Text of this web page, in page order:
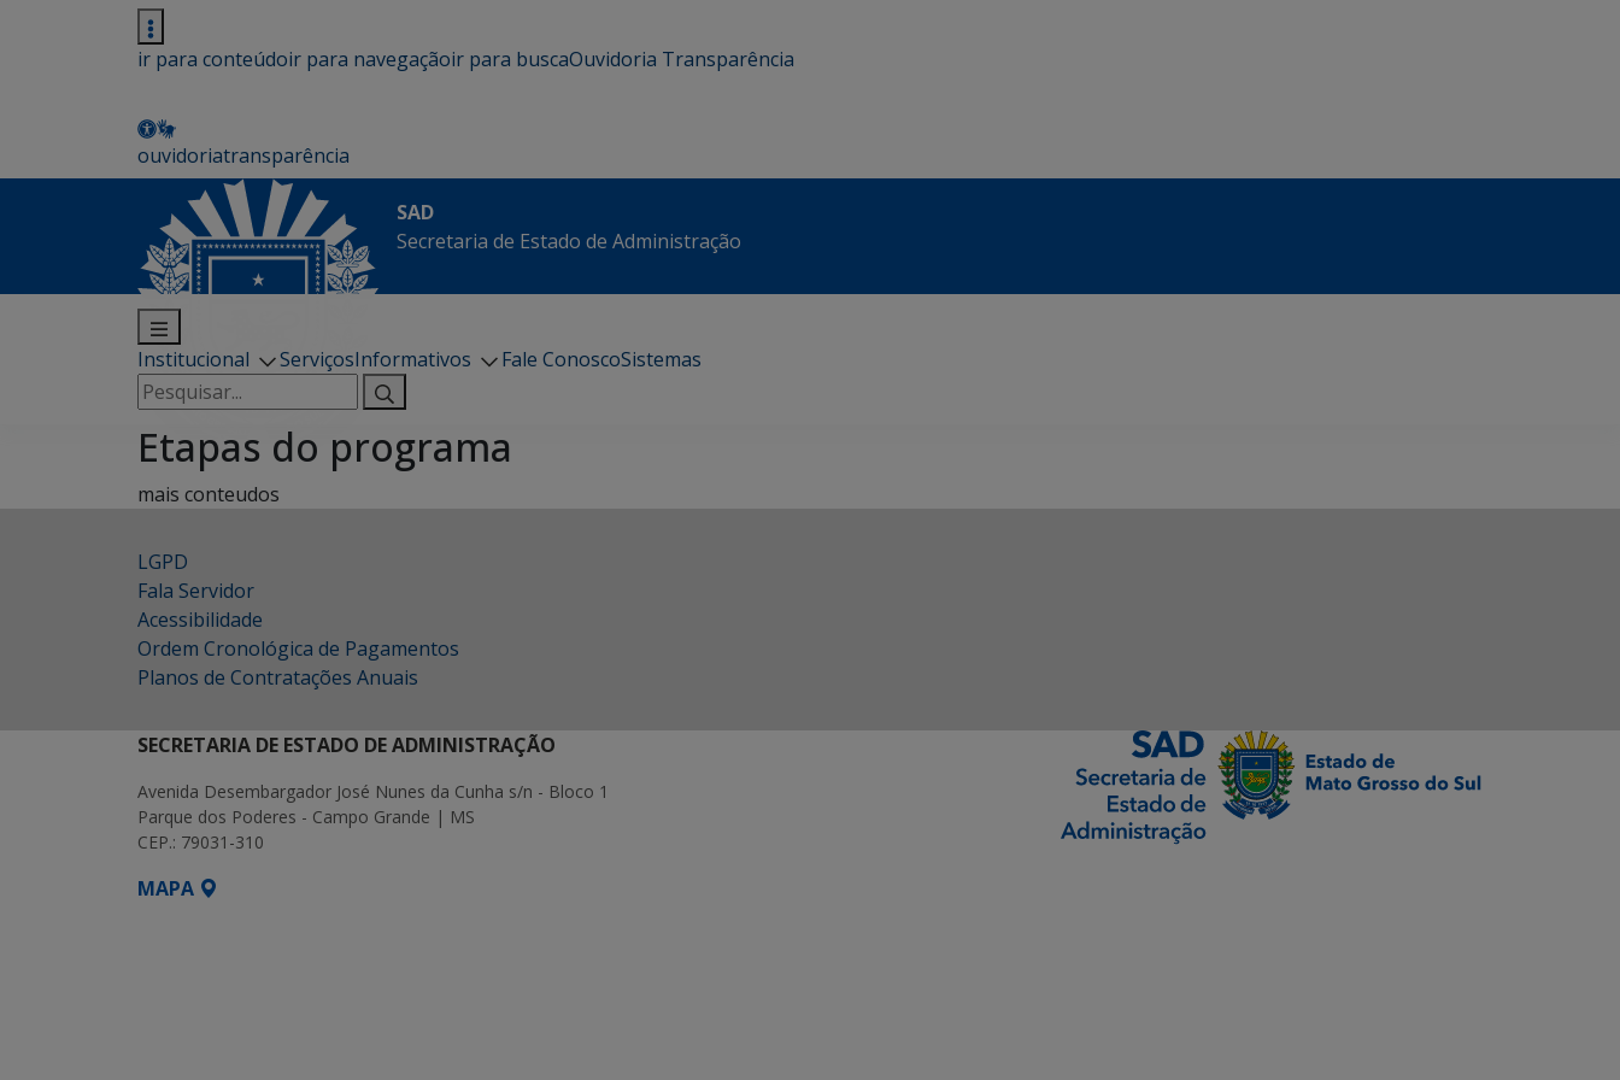
ir para conteúdoir para navegaçãoir para buscaOuvidoria Transparência
ouvidoriatransparência
SAD
Secretaria de Estado de Administração
Institucional ServiçosInformativos Fale ConoscoSistemas
Pesquisar
por:
Etapas do programa
mais conteudos
LGPD
Fala Servidor
Acessibilidade
Ordem Cronológica de Pagamentos
Planos de Contratações Anuais
SECRETARIA DE ESTADO DE ADMINISTRAÇÃO
Avenida Desembargador José Nunes da Cunha s/n - Bloco 1
Parque dos Poderes - Campo Grande | MS
CEP.: 79031-310
MAPA